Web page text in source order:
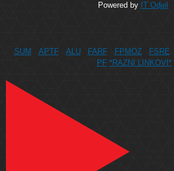
Powered by IT Odjel
SUM APTF ALU FARF FPMOZ FSRE
PF *RAZNI LINKOVI*